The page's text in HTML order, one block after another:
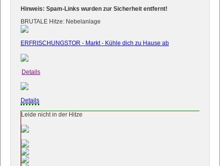
Hinweis: Spam-Links wurden zur Sicherheit entfernt!
BRUTALE Hitze: Nebelanlage
ERFRISCHUNGSTOR - Markt - Kühle dich zu Hause ab
Details
Details
Leide nicht in der Hitze